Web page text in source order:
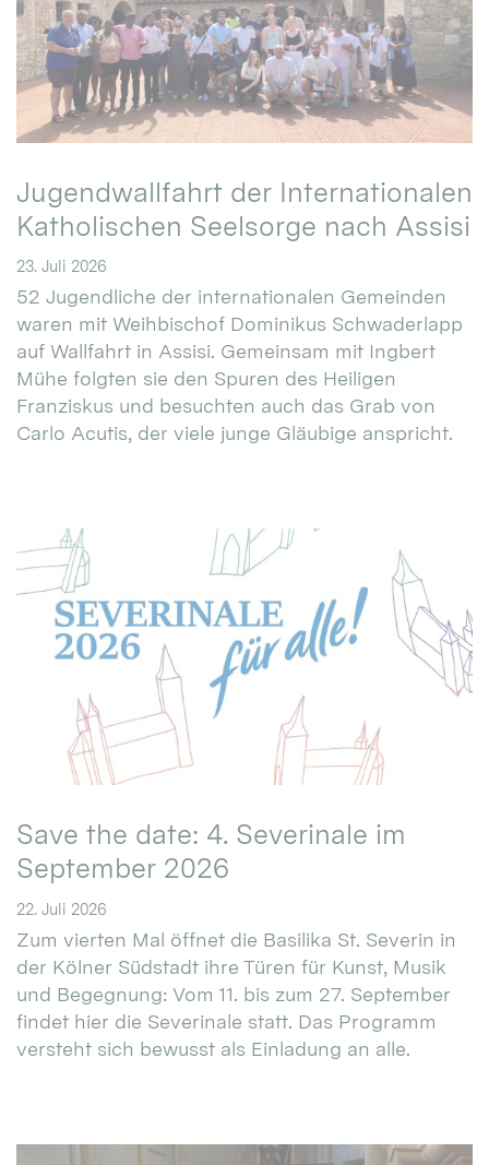
Jugendwallfahrt der Internationalen
Katholischen Seelsorge nach Assisi
23. Juli 2026
52 Jugendliche der internationalen Gemeinden
waren mit Weihbischof Dominikus Schwaderlapp
auf Wallfahrt in Assisi. Gemeinsam mit Ingbert
Mühe folgten sie den Spuren des Heiligen
Franziskus und besuchten auch das Grab von
Carlo Acutis, der viele junge Gläubige anspricht.
Save the date: 4. Severinale im
September 2026
22. Juli 2026
Zum vierten Mal öffnet die Basilika St. Severin in
der Kölner Südstadt ihre Türen für Kunst, Musik
und Begegnung: Vom 11. bis zum 27. September
findet hier die Severinale statt. Das Programm
versteht sich bewusst als Einladung an alle.